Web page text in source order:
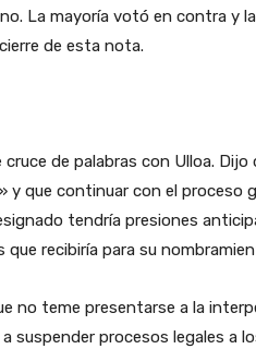
La mayoría votó en contra y
de esta nota.
de palabras con Ulloa.
y que continuar con el proceso
tendría presiones
recibiría para su
no teme presentarse a la
suspender procesos legales a